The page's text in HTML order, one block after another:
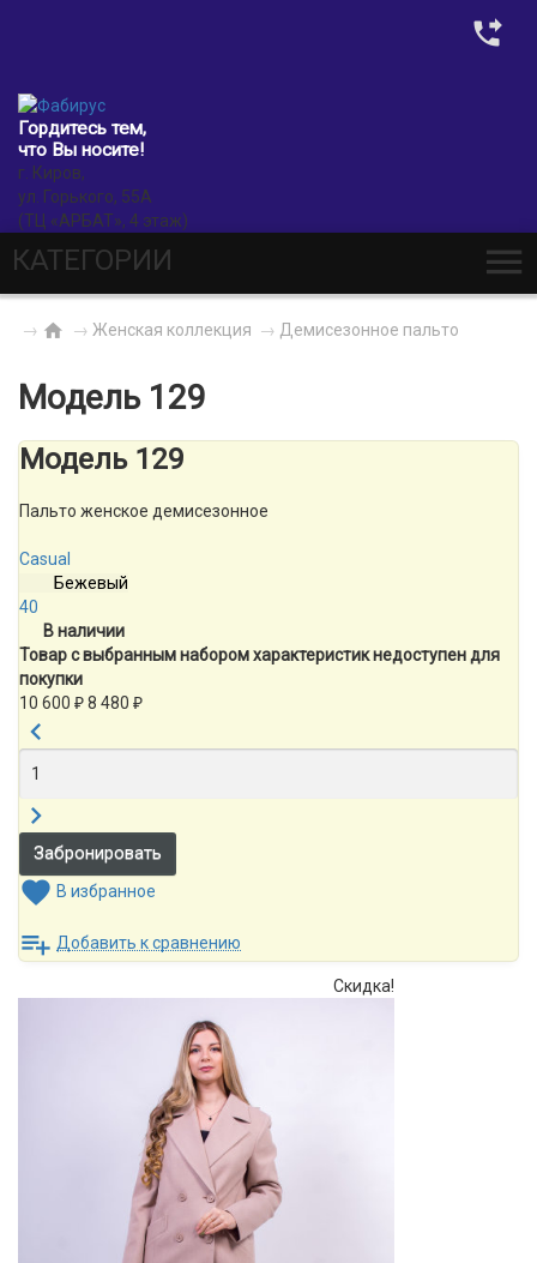
Гордитесь тем,
что Вы носите!
г. Киров,
ул. Горького, 55А
(ТЦ «АРБАТ», 4 этаж)
КАТЕГОРИИ
→ → Женская коллекция → Демисезонное пальто
Модель 129
Модель 129
Пальто женское демисезонное
Сasual
Бежевый
40
В наличии
Товар с выбранным набором характеристик недоступен для
покупки
10 600 ₽8 480 ₽
В избранное
Добавить к сравнению
Скидка!